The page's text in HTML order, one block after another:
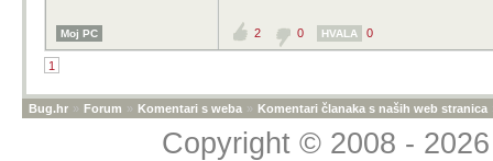
Moj PC 2 0 HVALA 0
1
Bug.hr » Forum » Komentari s weba » Komentari članaka s naših web stranica
Copyright © 2008 -